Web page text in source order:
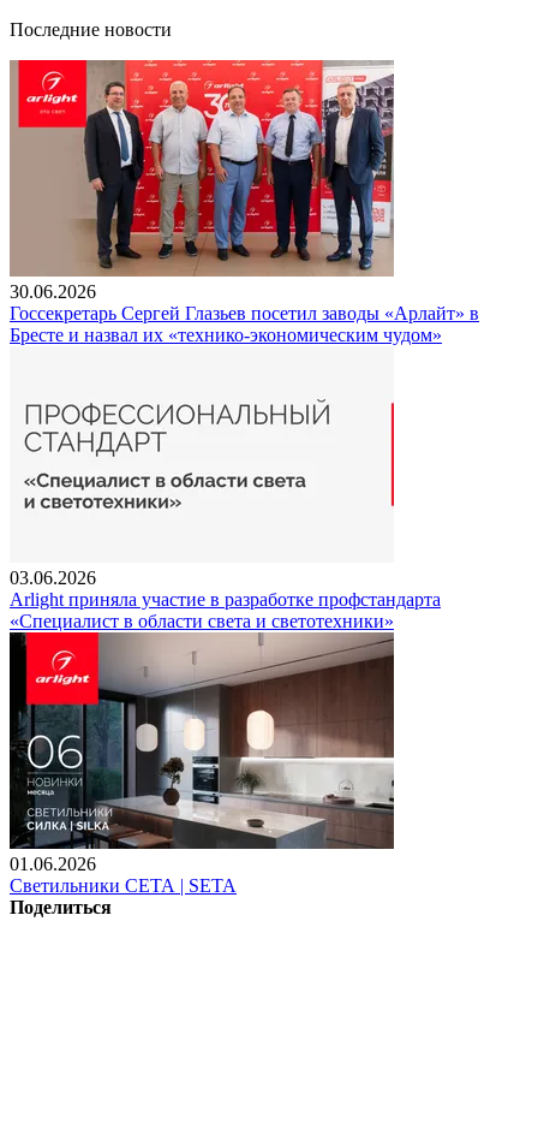
Последние новости
30.06.2026
Госсекретарь Сергей Глазьев посетил заводы «Арлайт» в
Бресте и назвал их «технико-экономическим чудом»
03.06.2026
Arlight приняла участие в разработке профстандарта
«Специалист в области света и светотехники»
01.06.2026
Светильники СЕТА | SETA
Поделиться